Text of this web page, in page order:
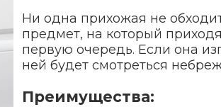
Ни одна прихожая не
предмет, на который
первую очередь. Если она
ней будет смотреться
Преимущества: